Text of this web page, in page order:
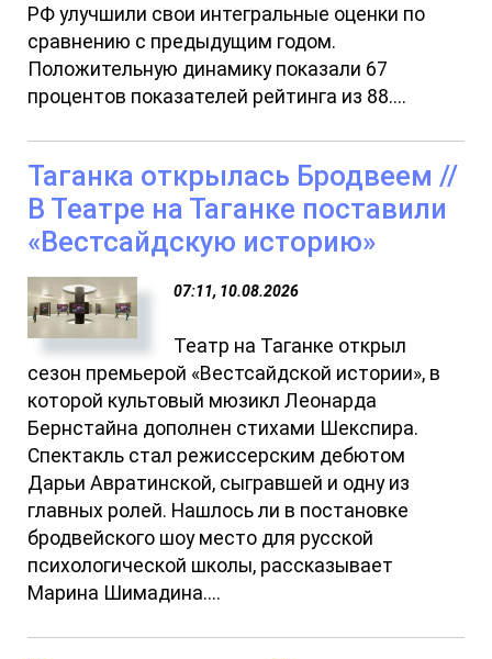
РФ улучшили свои интегральные оценки по
сравнению с предыдущим годом.
Положительную динамику показали 67
процентов показателей рейтинга из 88....
Таганка открылась Бродвеем //
В Театре на Таганке поставили
«Вестсайдскую историю»
07:11, 10.08.2026
Театр на Таганке открыл
сезон премьерой «Вестсайдской истории», в
которой культовый мюзикл Леонарда
Бернстайна дополнен стихами Шекспира.
Спектакль стал режиссерским дебютом
Дарьи Авратинской, сыгравшей и одну из
главных ролей. Нашлось ли в постановке
бродвейского шоу место для русской
психологической школы, рассказывает
Марина Шимадина....